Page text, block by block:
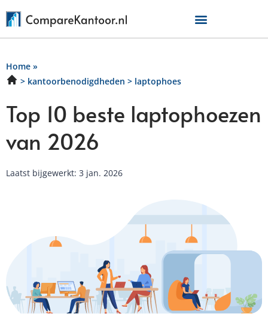
Home »
kantoorbenodigdheden
laptophoes
Top 10 beste laptophoezen
van 2026
Laatst bijgewerkt: 3 jan. 2026